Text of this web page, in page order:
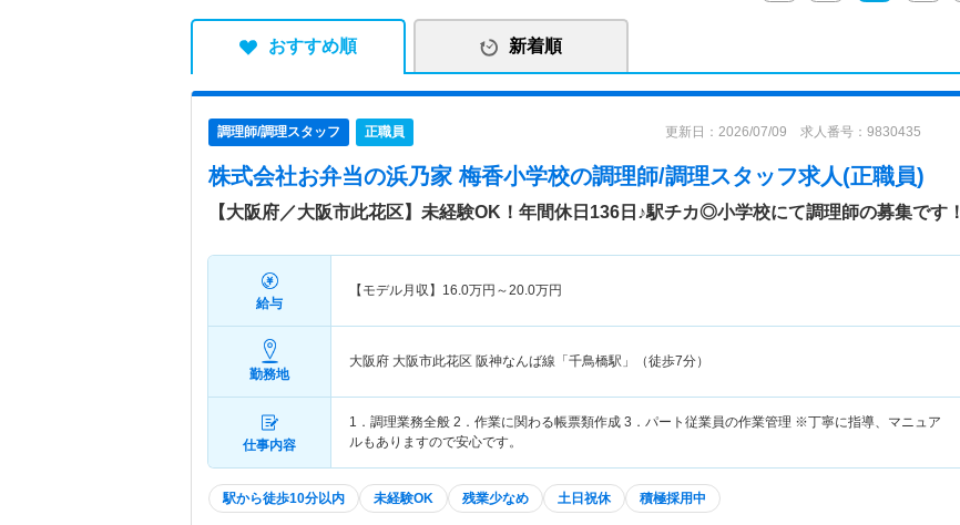
おすすめ順 新着順
調理師/調理スタッフ 正職員 更新日：2026/07/09 求人番号：9830435
株式会社お弁当の浜乃家 梅香小学校の調理師/調理スタッフ求人(正職員)
【大阪府／大阪市此花区】未経験OK！年間休日136日♪駅チカ◎小学校にて調理師の募集です！
給与
【モデル月収】 16.0万円～20.0万円
勤務地
大阪府 大阪市此花区 阪神なんば線「千鳥橋駅」（徒歩7分）
仕事内容
1．調理業務全般 2．作業に関わる帳票類作成 3．パート従業員の作業管理 ※丁寧に指導、マニュア
ルもありますので安心です。
駅から徒歩10分以内 未経験OK 残業少なめ 土日祝休 積極採用中